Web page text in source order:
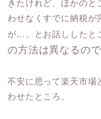
きたけれど、ほかのと
わせなくすでに納税が
が…、とお話ししたと
の方法は異なるので
不安に思って楽天市場
わせたところ、